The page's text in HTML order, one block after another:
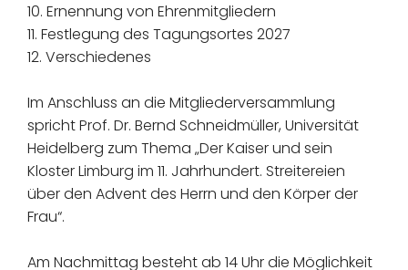
10. Ernennung von Ehrenmitgliedern
11. Festlegung des Tagungsortes 2027
12. Verschiedenes
Im Anschluss an die Mitgliederversammlung
spricht Prof. Dr. Bernd Schneidmüller, Universität
Heidelberg zum Thema „Der Kaiser und sein
Kloster Limburg im 11. Jahrhundert. Streitereien
über den Advent des Herrn und den Körper der
Frau“.
Am Nachmittag besteht ab 14 Uhr die Möglichkeit